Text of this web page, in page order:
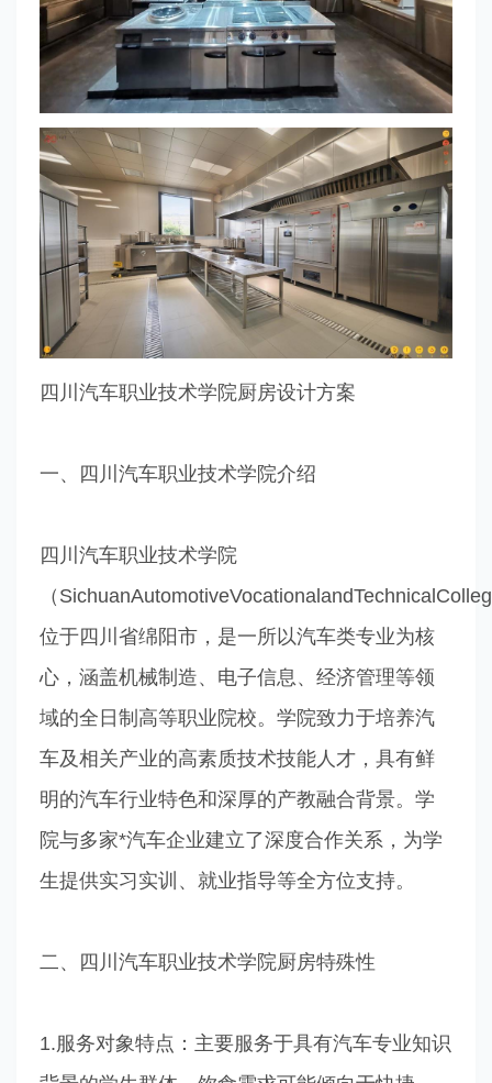
四川汽车职业技术学院厨房设计方案
一、四川汽车职业技术学院介绍
四川汽车职业技术学院
（
位于四川省绵阳市，是一所以汽车类专业为核
心，涵盖机械制造、电子信息、经济管理等领
域的全日制高等职业院校。学院致力于培养汽
车及相关产业的高素质技术技能人才，具有鲜
明的汽车行业特色和深厚的产教融合背景。学
院与多家*汽车企业建立了深度合作关系，为学
生提供实习实训、就业指导等全方位支持。
二、四川汽车职业技术学院厨房特殊性
1.服务对象特点：主要服务于具有汽车专业知识